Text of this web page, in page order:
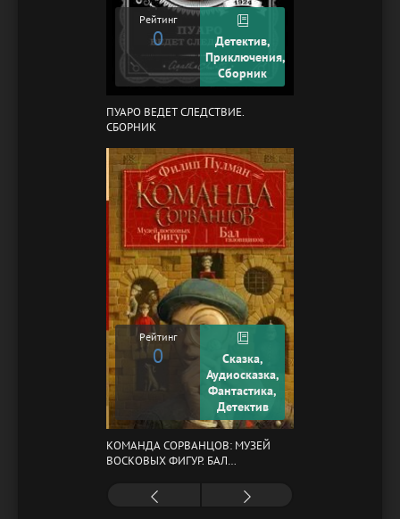
Рейтинг
0
Детектив,
Приключения,
Сборник
ПУАРО ВЕДЕТ СЛЕДСТВИЕ.
СБОРНИК
Рейтинг
0
Сказка,
Аудиосказка,
Фантастика,
Детектив
КОМАНДА СОРВАНЦОВ: МУЗЕЙ
ВОСКОВЫХ ФИГУР. БАЛ